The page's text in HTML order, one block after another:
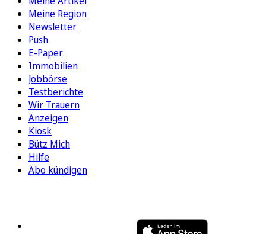
Meine Region
Newsletter
Push
E-Paper
Immobilien
Jobbörse
Testberichte
Wir Trauern
Anzeigen
Kiosk
Bütz Mich
Hilfe
Abo kündigen